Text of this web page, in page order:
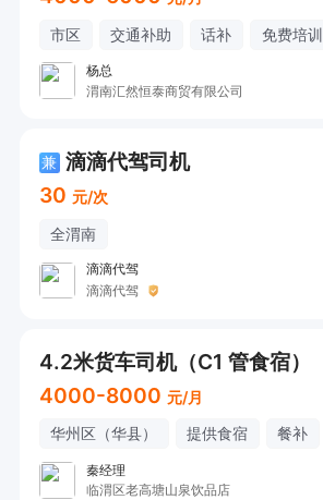
市区 交通补助 话补 免费培训
杨总
渭南汇然恒泰商贸有限公司
兼 滴滴代驾司机
30 元/次
全渭南
滴滴代驾
滴滴代驾
4.2米货车司机（C1 管食宿）
4000-8000 元/月
华州区（华县） 提供食宿 餐补
秦经理
临渭区老高塘山泉饮品店